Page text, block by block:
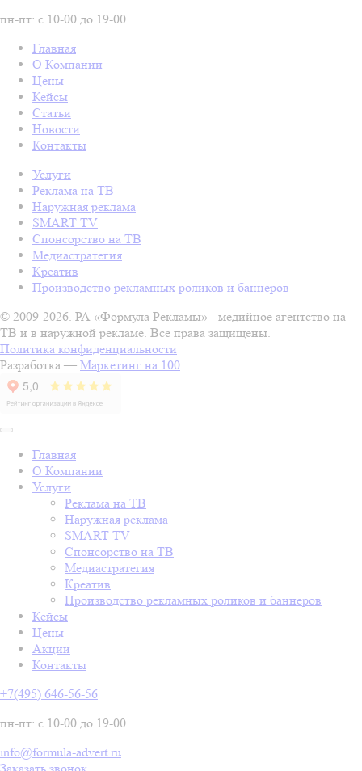
пн-пт: с 10-00 до 19-00
Главная
О Компании
Цены
Кейсы
Статьи
Новости
Контакты
Услуги
Реклама на ТВ
Наружная реклама
SMART TV
Спонсорство на ТВ
Медиастратегия
Креатив
Производство рекламных роликов и баннеров
© 2009-2026. РА «Формула Рекламы» - медийное агентство на
ТВ и в наружной рекламе. Все права защищены.
Политика конфиденциальности
Разработка — Маркетинг на 100
Главная
О Компании
Услуги
Реклама на ТВ
Наружная реклама
SMART TV
Спонсорство на ТВ
Медиастратегия
Креатив
Производство рекламных роликов и баннеров
Кейсы
Цены
Акции
Контакты
+7(495) 646-56-56
пн-пт: с 10-00 до 19-00
info@formula-advert.ru